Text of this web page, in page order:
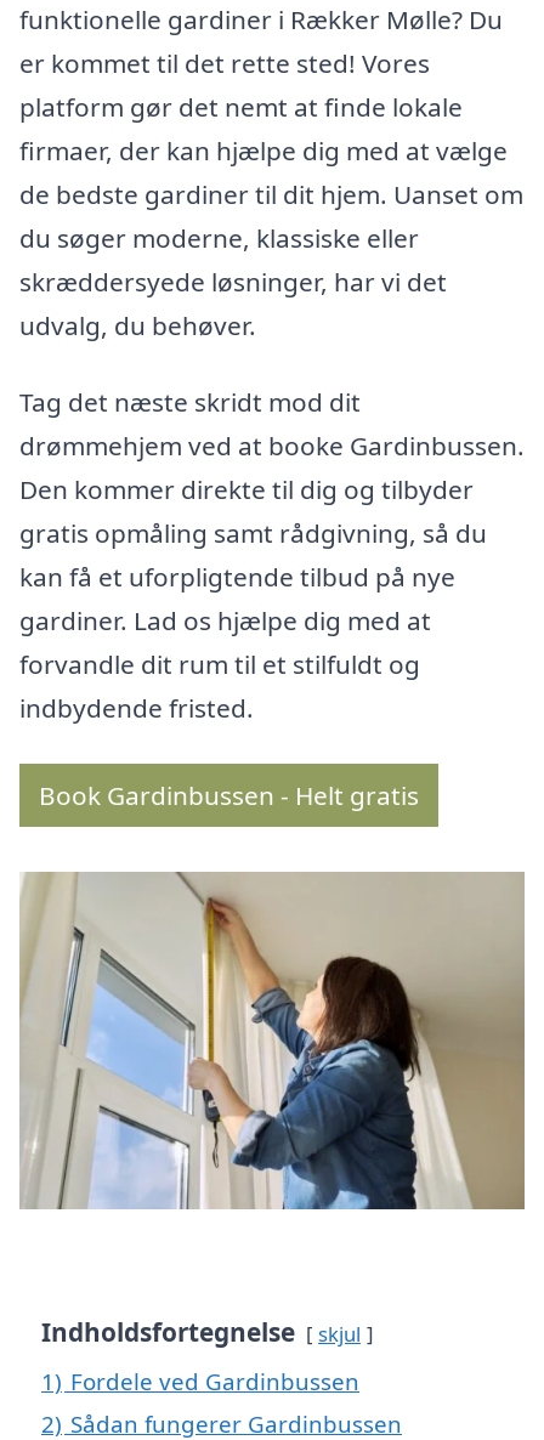
funktionelle gardiner i Rækker Mølle? Du
er kommet til det rette sted! Vores
platform gør det nemt at finde lokale
firmaer, der kan hjælpe dig med at vælge
de bedste gardiner til dit hjem. Uanset om
du søger moderne, klassiske eller
skræddersyede løsninger, har vi det
udvalg, du behøver.
Tag det næste skridt mod dit
drømmehjem ved at booke Gardinbussen.
Den kommer direkte til dig og tilbyder
gratis opmåling samt rådgivning, så du
kan få et uforpligtende tilbud på nye
gardiner. Lad os hjælpe dig med at
forvandle dit rum til et stilfuldt og
indbydende fristed.
Book Gardinbussen - Helt gratis
Indholdsfortegnelse skjul
1) Fordele ved Gardinbussen
2) Sådan fungerer Gardinbussen